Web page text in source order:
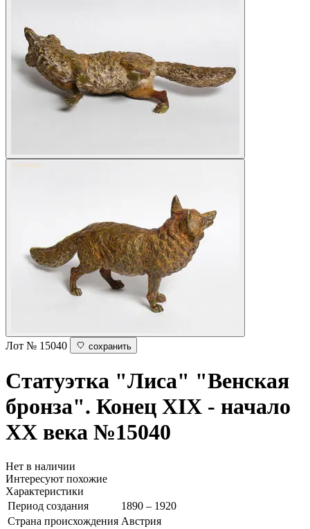
Лот № 15040 сохранить
Статуэтка "Лиса" "Венская
бронза". Конец XIX - начало
XX века №15040
Нет в наличии
Интересуют похожие
Характеристики
Период создания
1890 – 1920
Страна происхождения Австрия